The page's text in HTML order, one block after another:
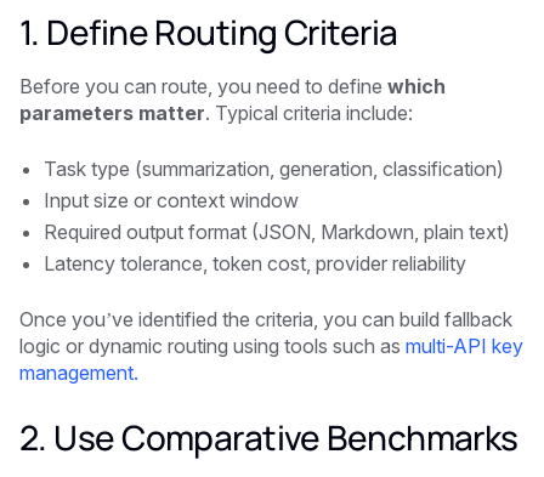
1. Define Routing Criteria
Before you can route, you need to define which
parameters matter. Typical criteria include:
Task type (summarization, generation, classification)
Input size or context window
Required output format (JSON, Markdown, plain text)
Latency tolerance, token cost, provider reliability
Once you’ve identified the criteria, you can build fallback
logic or dynamic routing using tools such as multi-API key
management.
2. Use Comparative Benchmarks